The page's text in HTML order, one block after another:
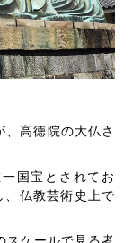
高徳院の大仏さ
国宝とされてお
、仏教芸術史上で